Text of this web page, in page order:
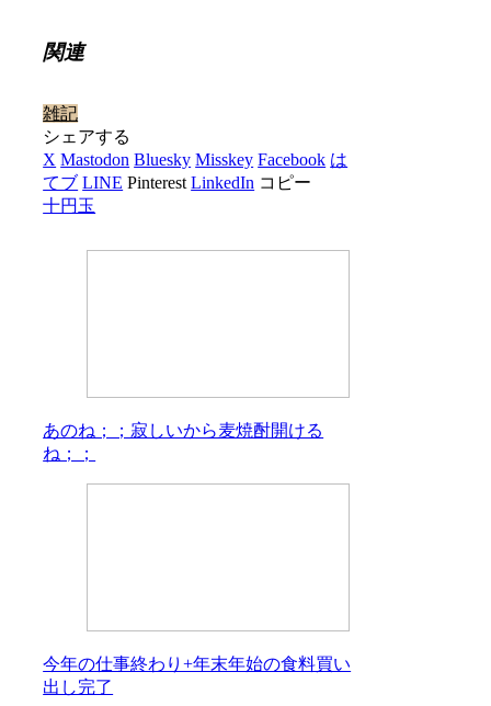
関連
雑記
シェアする
X Mastodon Bluesky Misskey Facebook は
てブ LINE Pinterest LinkedIn コピー
十円玉
あのね；；寂しいから麦焼酎開ける
ね；；
今年の仕事終わり+年末年始の食料買い
出し完了